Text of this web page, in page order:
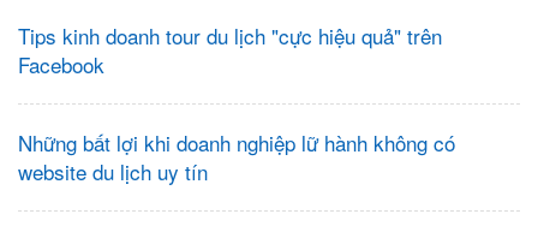
Tips kinh doanh tour du lịch "cực hiệu quả" trên
Facebook
Những bất lợi khi doanh nghiệp lữ hành không có
website du lịch uy tín